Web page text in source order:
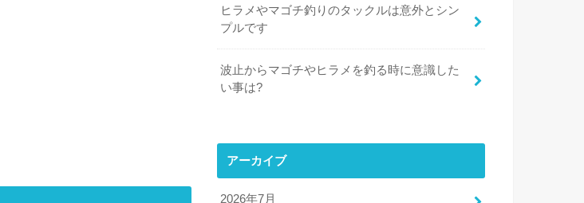
ヒラメやマゴチ釣りのタックルは意外とシン
プルです
波止からマゴチやヒラメを釣る時に意識した
い事は?
アーカイブ
2026年7月